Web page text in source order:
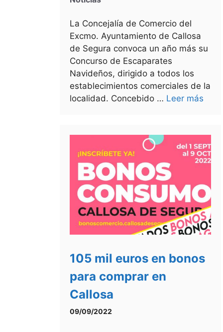
La Concejalía de Comercio del
Excmo. Ayuntamiento de Callosa
de Segura convoca un año más su
Concurso de Escaparates
Navideños, dirigido a todos los
establecimientos comerciales de la
localidad. Concebido … Leer más
105 mil euros en bonos
para comprar en
Callosa
09/09/2022